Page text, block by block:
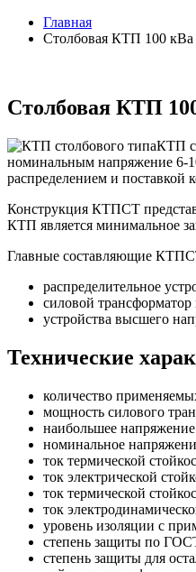
Главная
Столбовая КТП 100 кВа
Столбовая КТП
КТП
номинальным напряжение 6-
распределением и поставкой
Конструкция КТПСТ
КТП является минимальное
Главные составляющие
распределительное
силовой
устройства высшего
Технические
количество
мощность силового
наибольшее
номинальное
ток термической
ток электрической
ток термической
ток
уровень изоляции с
степень защиты по
степень защиты для